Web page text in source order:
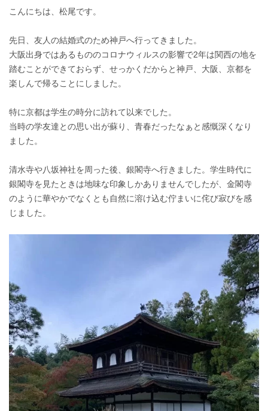
こんにちは、松尾です。
先日、友人の結婚式のため神戸へ行ってきました。
大阪出身ではあるもののコロナウィルスの影響で2年は関西の地を
踏むことができておらず、せっかくだからと神戸、大阪、京都を
楽しんで帰ることにしました。
特に京都は学生の時分に訪れて以来でした。
当時の学友達との思い出が蘇り、青春だったなぁと感慨深くなり
ました。
清水寺や八坂神社を周った後、銀閣寺へ行きました。学生時代に
銀閣寺を見たときは地味な印象しかありませんでしたが、金閣寺
のように華やかでなくとも自然に溶け込む佇まいに侘び寂びを感
じました。